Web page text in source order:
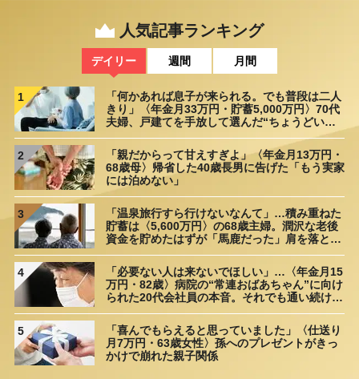
人気記事ランキング
デイリー 週間 月間
1
「何かあれば息子が来られる。でも普段は二人
きり」〈年金月33万円・貯蓄5,000万円〉70代
夫婦、戸建てを手放して選んだ“ちょうどいい
2
「親だからって甘えすぎよ」〈年金月13万円・
68歳母〉帰省した40歳長男に告げた「もう実家
には泊めない」
3
「温泉旅行すら行けないなんて」…積み重ねた
貯蓄は〈5,600万円〉の68歳主婦。潤沢な老後
資金を貯めたはずが「馬鹿だった」肩を落とす
4
「必要ない人は来ないでほしい」…〈年金月15
万円・82歳〉病院の“常連おばあちゃん”に向け
られた20代会社員の本音。それでも通い続ける
5
「喜んでもらえると思っていました」〈仕送り
月7万円・63歳女性〉孫へのプレゼントがきっ
かけで崩れた親子関係